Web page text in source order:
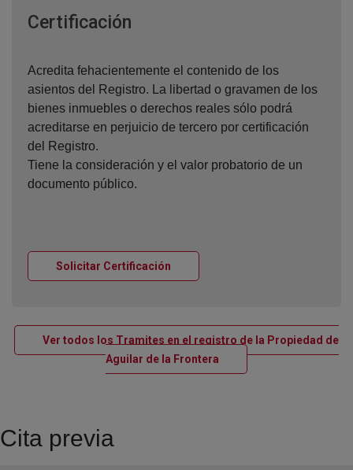
Certificación
Acredita fehacientemente el contenido de los
asientos del Registro. La libertad o gravamen de los
bienes inmuebles o derechos reales sólo podrá
acreditarse en perjuicio de tercero por certificación
del Registro.
Tiene la consideración y el valor probatorio de un
documento público.
Solicitar Certificación
Ver todos los Tramites en el registro de la Propiedad de
Aguilar de la Frontera Ventana nueva
Cita previa